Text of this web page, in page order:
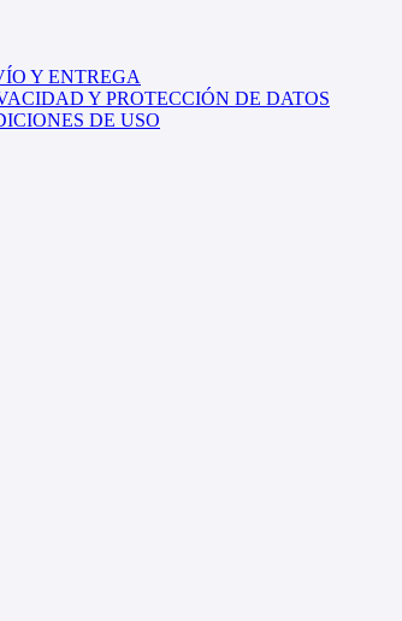
Y ENTREGA
Y PROTECCIÓN DE DATOS
DE USO